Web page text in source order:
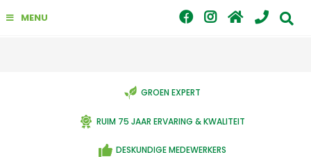
GROEN EXPERT
RUIM 75 JAAR ERVARING & KWALITEIT
DESKUNDIGE MEDEWERKERS
MENU